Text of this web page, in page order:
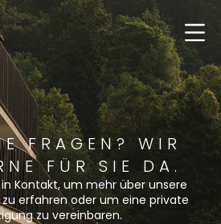
FRAGEN? WIR
FÜR SIE DA.
Kontakt, um mehr über unsere
zu erfahren oder um eine private
zu vereinbaren.